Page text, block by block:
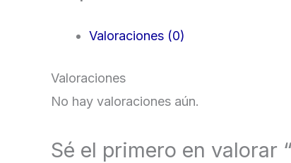
Valoraciones (0)
Valoraciones
No hay valoraciones aún.
Sé el primero en valorar